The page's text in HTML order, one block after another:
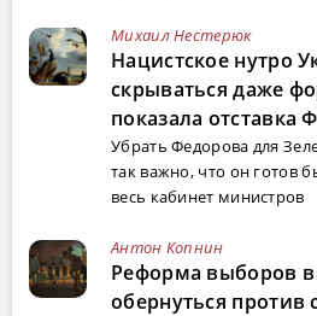
Михаил Нестерюк
Нацистское нутро
скрываться даже
показала отставка
Убрать Федорова для
так важно, что он готов
весь кабинет министров
Антон Копнин
Реформа выборов
обернуться